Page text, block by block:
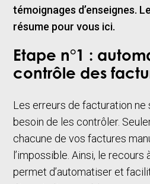
témoignages d’enseignes.
résume pour vous ici.
Etape n°1 :
contrôle des
Les erreurs de facturation ne
besoin de les contrôler.
chacune de vos factures
l’impossible. Ainsi, le
permet d’automatiser et